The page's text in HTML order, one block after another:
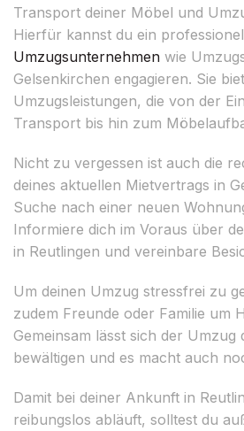
Transport deiner Möbel und
Hierfür kannst du ein
Umzugsunternehmen wie
Gelsenkirchen engagieren. Sie
Umzugsleistungen, die von der
Transport bis hin zum
Nicht zu vergessen ist auch die
deines aktuellen Mietvertrags in
Suche nach einer neuen
Informiere dich im Voraus über
in Reutlingen und vereinbare
Um deinen Umzug stressfrei zu
zudem Freunde oder Familie um
Gemeinsam lässt sich der Umzug
bewältigen und es macht auch
Damit bei deiner Ankunft in
reibungslos abläuft, solltest du